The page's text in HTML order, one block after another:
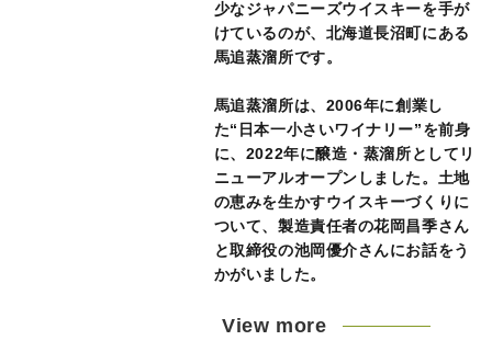
少なジャパニーズウイスキーを手が
けているのが、北海道長沼町にある
馬追蒸溜所です。
馬追蒸溜所は、2006年に創業し
た“日本一小さいワイナリー”を前身
に、2022年に醸造・蒸溜所としてリ
ニューアルオープンしました。土地
の恵みを生かすウイスキーづくりに
ついて、製造責任者の花岡昌季さん
と取締役の池岡優介さんにお話をう
かがいました。
View more